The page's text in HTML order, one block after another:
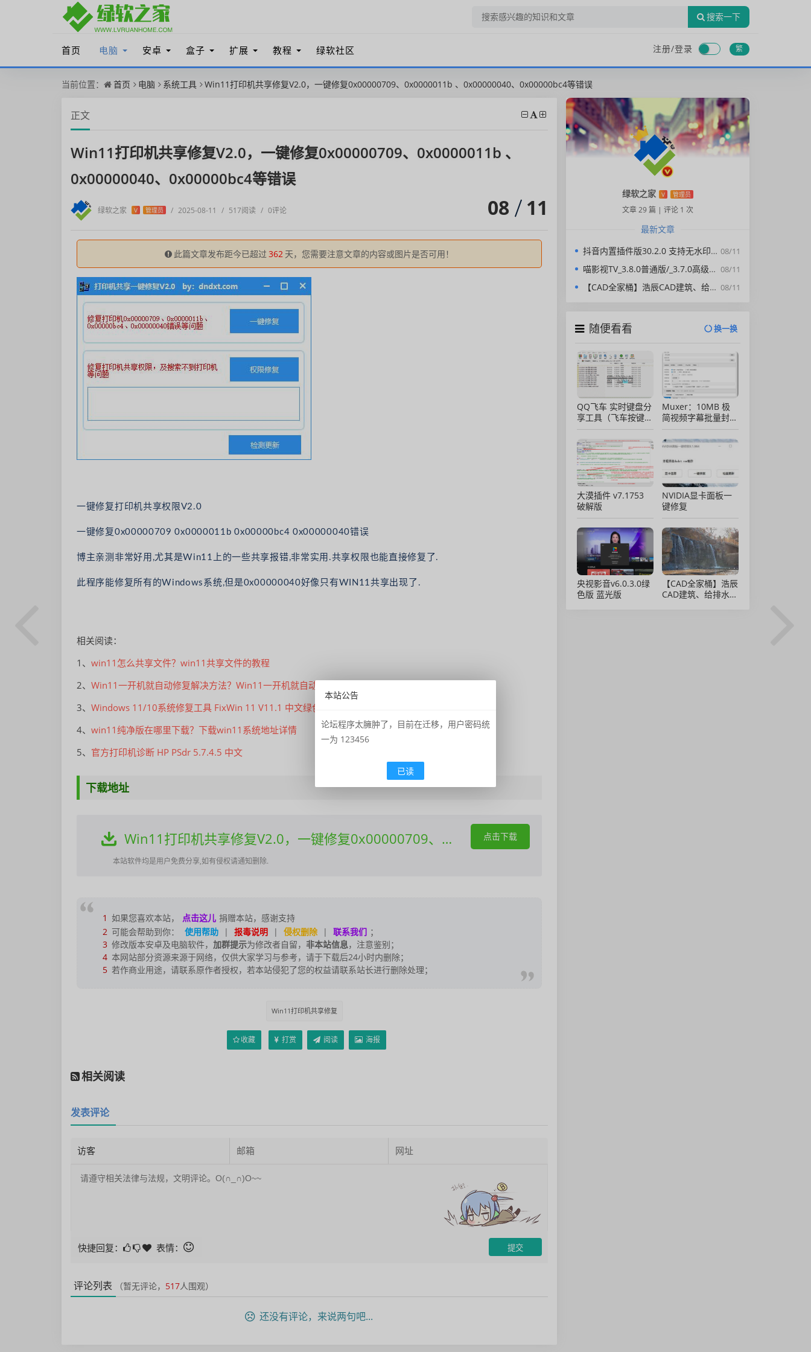
搜索一下
首页 电脑 安卓 盒子 扩展 教程 绿软社区 注册/登录 繁
当前位置： 首页 电脑 系统工具 Win11打印机共享修复V2.0，一键修复0x00000709、0x0000011b 、0x00000040、0x00000bc4等错误
正文
Win11打印机共享修复V2.0，一键修复0x00000709、0x0000011b 、
0x00000040、0x00000bc4等错误
绿软之家 V 管理员 / 2025-08-11 / 517阅读 / 0评论 08 11
此篇文章发布距今已超过 362 天，您需要注意文章的内容或图片是否可用！
一键修复打印机共享权限V2.0
一键修复0x00000709 0x0000011b 0x00000bc4 0x00000040错误
博主亲测非常好用,尤其是Win11上的一些共享报错,非常实用.共享权限也能直接修复了.
此程序能修复所有的Windows系统,但是0x00000040好像只有WIN11共享出现了.
相关阅读：
1、 win11怎么共享文件？win11共享文件的教程
2、 Win11一开机就自动修复解决方法？Win11一开机就自动修复问题解析
3、 Windows 11/10系统修复工具 FixWin 11 V11.1 中文绿色汉化版
4、 win11纯净版在哪里下载？下载win11系统地址详情
5、 官方打印机诊断 HP PSdr 5.7.4.5 中文
下载地址
Win11打印机共享修复V2.0，一键修复0x00000709、0x0000011b 、0x00000040、0x00000bc4等错误下载
本站软件均是用户免费分享,如有侵权请通知删除.
点击下载
1 如果您喜欢本站， 点击这儿 捐赠本站，感谢支持
2 可能会帮助到你： 使用帮助 | 报毒说明 | 侵权删除 | 联系我们 ；
3 修改版本安卓及电脑软件， 加群提示为修改者自留， 非本站信息，注意鉴别；
4 本网站部分资源来源于网络，仅供大家学习与参考，请于下载后24小时内删除；
5 若作商业用途，请联系原作者授权，若本站侵犯了您的权益请联系站长进行删除处理；
Win11打印机共享修复
收藏 打赏 阅读 海报
相关阅读
发表评论
快捷回复： 表情：
评论列表 （暂无评论， 517人围观）
还没有评论，来说两句吧...
绿软之家 V 管理员
文章 29 篇 | 评论 1 次
最新文章
08/11
抖音内置插件版30.2.0 支持无水印下载视频，去广告，精简界面
08/11
喵影视TV_3.8.0普通版/_3.7.0高级版/4.X低版本完美适配/内置源/4K超清
08/11
【CAD全家桶】浩辰CAD建筑、给排水、暖通、电气、电力软件 安装包中文版，亲测可用！
随便看看 换一换
QQ飞车 实时键盘分
享工具（飞车按键显
示）直播专用版
Muxer：10MB 极
简视频字幕批量封装
工具 (单文件/绿色
版)
大漠插件 v7.1753
破解版
NVIDIA显卡面板一
键修复
央视影音v6.0.3.0绿
色版 蓝光版
【CAD全家桶】浩辰
CAD建筑、给排水、
本站公告
论坛程序太臃肿了，目前在迁移，用户密码统
一为 123456
已读